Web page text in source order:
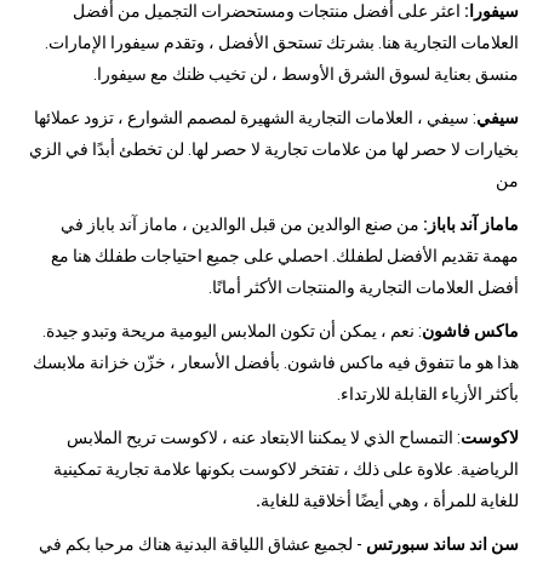
سيفورا: اعثر على أفضل منتجات ومستحضرات التجميل من أفضل
العلامات التجارية هنا. بشرتك تستحق الأفضل ، وتقدم سيفورا الإمارات.
منسق بعناية لسوق الشرق الأوسط ، لن تخيب ظنك مع سيفورا.
سيفي: سيفي ، العلامات التجارية الشهيرة لمصمم الشوارع ، تزود عملائها
بخيارات لا حصر لها من علامات تجارية لا حصر لها. لن تخطئ أبدًا في الزي
من
ماماز آند باباز: من صنع الوالدين من قبل الوالدين ، ماماز آند باباز في
مهمة تقديم الأفضل لطفلك. احصلي على جميع احتياجات طفلك هنا مع
أفضل العلامات التجارية والمنتجات الأكثر أمانًا.
ماكس فاشون: نعم ، يمكن أن تكون الملابس اليومية مريحة وتبدو جيدة.
هذا هو ما تتفوق فيه ماكس فاشون. بأفضل الأسعار ، خزّن خزانة ملابسك
بأكثر الأزياء القابلة للارتداء.
لاكوست: التمساح الذي لا يمكننا الابتعاد عنه ، لاكوست تريح الملابس
الرياضية. علاوة على ذلك ، تفتخر لاكوست بكونها علامة تجارية تمكينية
للغاية للمرأة ، وهي أيضًا أخلاقية للغاية.
سن اند ساند سبورتس - لجميع عشاق اللياقة البدنية هناك مرحبا بكم في